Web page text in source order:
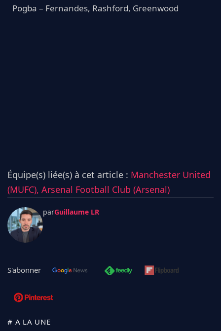
Pogba – Fernandes, Rashford, Greenwood
Équipe(s) liée(s) à cet article : Manchester United
(MUFC), Arsenal Football Club (Arsenal)
parGuillaume LR
S'abonner
# A LA UNE